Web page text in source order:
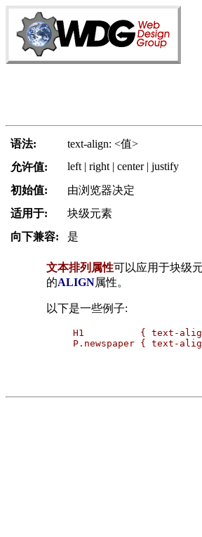
语法:
text-align: <值>
允许值:
left | right | center | justify
初始值:
由浏览器决定
适用于:
块级元素
向下兼容:
是
文本排列属性可以应用于块级
的ALIGN属性。
以下是一些例子:
H1          { text-
P.newspaper { text-